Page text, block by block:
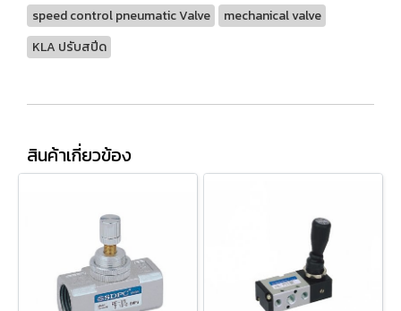
speed control pneumatic Valve
mechanical valve
KLA ปรับสปีด
สินค้าเกี่ยวข้อง